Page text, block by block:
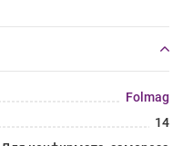
Folmag
14